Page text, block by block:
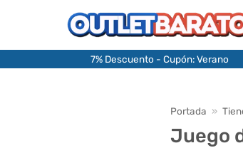
7% Descuento - Cupón: Verano
Portada »
Juego